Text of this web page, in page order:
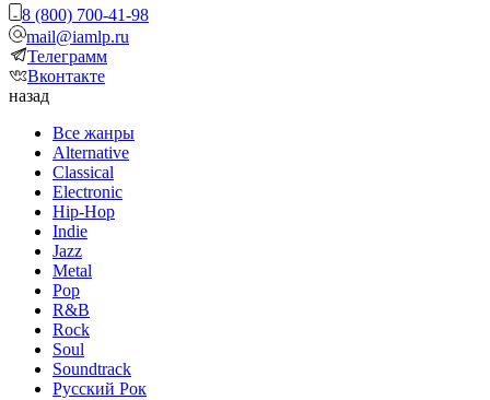
8 (800) 700-41-98
mail@iamlp.ru
Телеграмм
Вконтакте
назад
Все жанры
Alternative
Classical
Electronic
Hip-Hop
Indie
Jazz
Metal
Pop
R&B
Rock
Soul
Soundtrack
Русский Рок